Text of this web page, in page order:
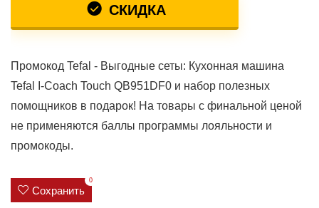
СКИДКА
Промокод Tefal - Выгодные сеты: Кухонная машина
Tefal I-Coach Touch QB951DF0 и набор полезных
помощников в подарок! На товары с финальной ценой
не применяются баллы программы лояльности и
промокоды.
Сохранить
0